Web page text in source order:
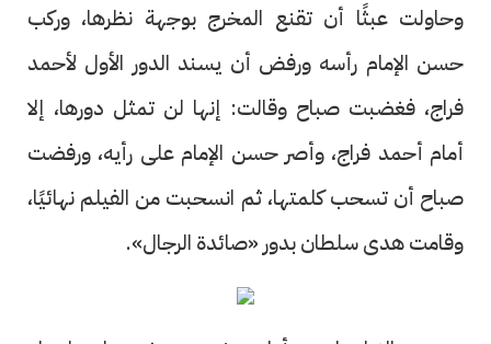
وحاولت عبثًا أن تقنع المخرج بوجهة نظرها، وركب
حسن الإمام رأسه ورفض أن يسند الدور الأول لأحمد
فراج، فغضبت صباح وقالت: إنها لن تمثل دورها، إلا
أمام أحمد فراج، وأصر حسن الإمام على رأيه، ورفضت
صباح أن تسحب كلمتها، ثم انسحبت من الفيلم نهائيًا،
وقامت هدى سلطان بدور «صائدة الرجال».